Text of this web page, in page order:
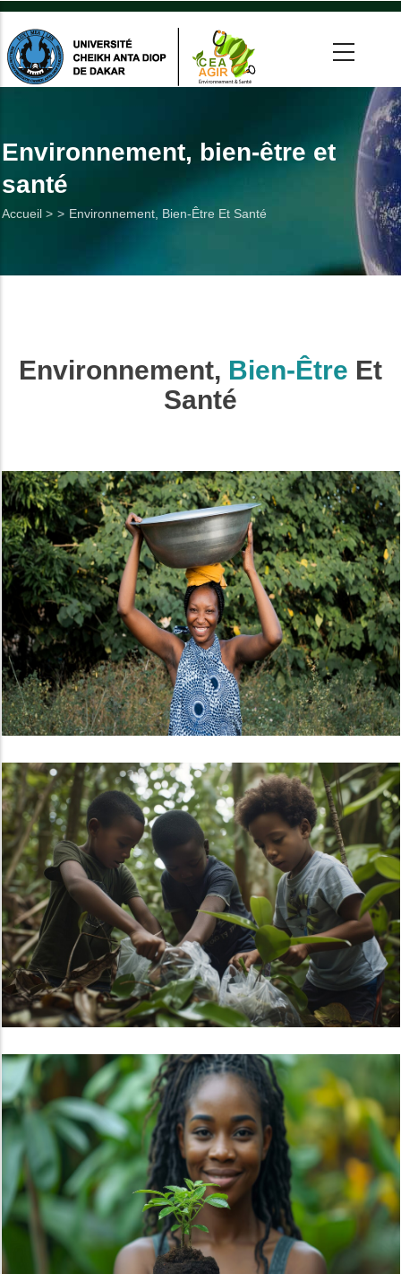
Aller
contenu
principal
Environnement, bien-être et
santé
Fil
Accueil > Environnement, Bien-Être Et Santé
Environnement, Bien-Être Et
Santé